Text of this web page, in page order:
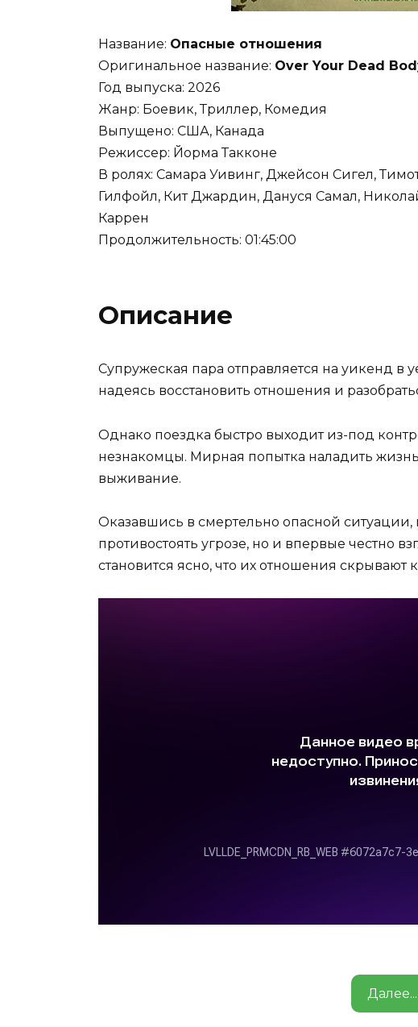
Название: Опасные отношения
Оригинальное название: Over Your Dead
Год выпуска: 2026
Жанр: Боевик, Триллер, Комедия
Выпущено: США, Канада
Режиссер: Йорма Такконе
В ролях: Самара Уивинг, Джейсон Сигел,
Гилфойл, Кит Джардин, Дануся Самал,
Каррен
Продолжительность: 01:45:00
Описание
Супружеская пара отправляется на уикенд
надеясь восстановить отношения и
Однако поездка быстро выходит из-под
незнакомцы. Мирная попытка наладить
выживание.
Оказавшись в смертельно опасной
противостоять угрозе, но и впервые честно
становится ясно, что их отношения
Далее...